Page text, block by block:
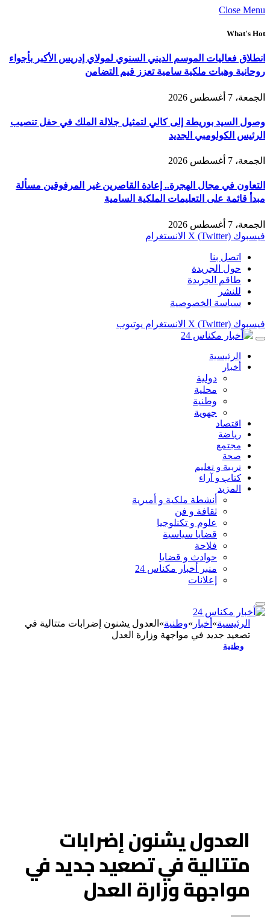
Close Menu
What's Hot
انطلاق فعاليات الموسم الديني السنوي لمولاي إدريس الأكبر بأجواء
روحانية وهبات ملكية سامية تعزز قيم التضامن
الجمعة، 7 أغسطس 2026
وصول السيد بوريطة إلى كالي لتمثيل جلالة الملك في حفل تنصيب
الرئيس الكولومبي الجديد
الجمعة، 7 أغسطس 2026
التعاون في مجال الهجرة.. إعادة القاصرين غير المرفوقين مسألة
مبدأ قائمة على التعليمات الملكية السامية
الجمعة، 7 أغسطس 2026
فيسبوك X (Twitter) الانستغرام
اتصل بنا
حول الجريدة
طاقم الجريدة
للنشر
سياسة الخصوصية
فيسبوك X (Twitter) الانستغرام يوتيوب
الرئيسية
أخبار
دولية
محلية
وطنية
جهوية
اقتصاد
رياضة
مجتمع
صحة
تربية و تعليم
كتاب و آراء
المزيد
أنشطة ملكية و أميرية
ثقافة و فن
علوم و تكنلوجيا
قضايا سياسية
فلاحة
حوادث و قضايا
منبر أخبار مكناس 24
إعلانات
الرئيسية» أخبار »وطنية» العدول يشنون إضرابات متتالية في
تصعيد جديد في مواجهة وزارة العدل
وطنية
العدول يشنون إضرابات
متتالية في تصعيد جديد في
مواجهة وزارة العدل